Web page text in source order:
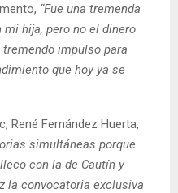
“Fue una tremenda
hija, pero no el dinero
impulso para
que hoy ya se
René Fernández Huerta,
simultáneas porque
con la de Cautín y
la convocatoria exclusiva